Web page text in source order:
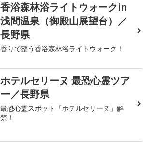
香浴森林浴ライトウォークin
浅間温泉（御殿山展望台）／
長野県
香りで整う香浴森林浴ライトウォーク！
ホテルセリーヌ 最恐心霊ツア
ー／長野県
最恐心霊スポット「ホテルセリーヌ」解
禁！